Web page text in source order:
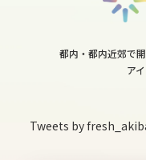
sat
sun
都内・都内近郊で
ア
Tweets by